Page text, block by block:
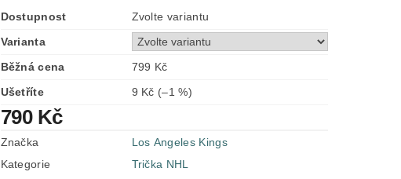
Dostupnost
Zvolte variantu
Varianta
Běžná cena
799 Kč
Ušetříte
9 Kč (–1 %)
790 Kč
Značka
Los Angeles Kings
Kategorie
Trička NHL